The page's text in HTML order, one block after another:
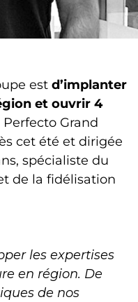
est d’implanter
et ouvrir 4
Perfecto Grand
cet été et dirigée
spécialiste du
de la fidélisation
les expertises
en région. De
de nos